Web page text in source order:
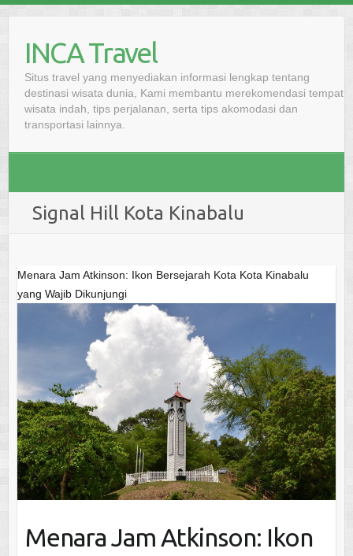
contentINCA Travel
Situs travel yang menyediakan informasi lengkap tentang
destinasi wisata dunia, Kami membantu merekomendasi tempat
wisata indah, tips perjalanan, serta tips akomodasi dan
transportasi lainnya.
Signal Hill Kota Kinabalu
Menara Jam Atkinson: Ikon Bersejarah Kota Kota Kinabalu
yang Wajib Dikunjungi
Menara Jam Atkinson: Ikon